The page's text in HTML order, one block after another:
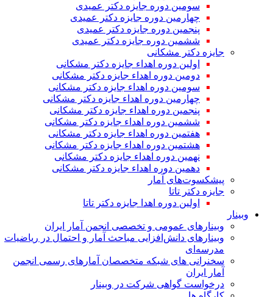
سومین دوره جایزه دکتر عمیدی
چهارمین دوره جایزه دکتر عمیدی
پنجمین دوره جایزه دکتر عمیدی
ششمین دوره جایزه دکتر عمیدی
جایزه دکتر مشکانی
اولین دوره اهداء جایزه دکتر مشکانی
دومین دوره اهداء جایزه دکتر مشکانی
سومین دوره اهداء جایزه دکتر مشکانی
چهارمین دوره اهداء جایزه دکتر مشکانی
پنجمین دوره اهداء جایزه دکتر مشکانی
ششمین دوره اهداء جایزه دکتر مشکانی
هفتمین دوره اهداء جایزه دکتر مشکانی
هشتمین دوره اهداء جایزه دکتر مشکانی
نهمین دوره اهداء جایزه دکتر مشکانی
دهمین دوره اهداء جایزه دکتر مشکانی
پیشکسوت‌های آمار
جایزه دکتر تاتا
اولین دوره اهدا جایزه دکتر تاتا
وبینار
وبینارهای عمومی و تخصصی انجمن آمار ایران
وبینارهای دانش‌افزایی مباحث آمار و احتمال در ریاضیات
مدرسه‌ای
سخنرانی های شبکه متخصصان آمارهای رسمی انجمن
آمار ایران
درخواست گواهی شرکت در وبینار